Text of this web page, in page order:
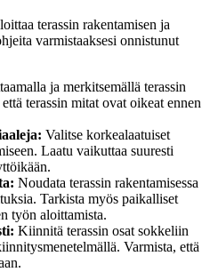
terassin rakentamisen ja
varmistaaksesi onnistunut
ja merkitsemällä terassin
terassin mitat ovat oikeat ennen
Valitse korkealaatuiset
Laatu vaikuttaa suuresti
Noudata terassin rakentamisessa
Tarkista myös paikalliset
työn aloittamista.
Kiinnitä terassin osat sokkeliin
Varmista, että